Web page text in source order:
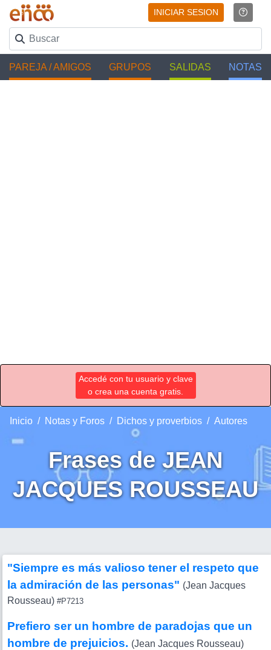
INICIAR SESION
PAREJA / AMIGOS GRUPOS SALIDAS NOTAS
Accedé con tu usuario y clave
o crea una cuenta gratis.
Inicio Notas y Foros Dichos y proverbios Autores
Frases de JEAN
JACQUES ROUSSEAU
"Siempre es más valioso tener el respeto que
la admiración de las personas" (Jean Jacques
Rousseau) #P7213
Prefiero ser un hombre de paradojas que un
hombre de prejuicios. (Jean Jacques Rousseau)